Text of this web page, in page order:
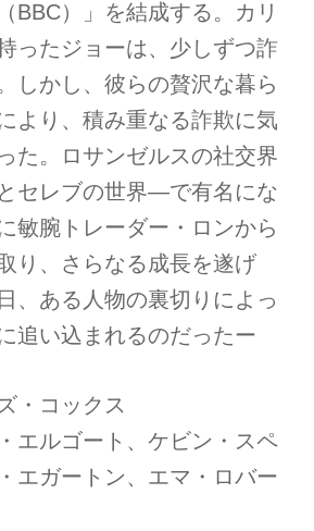
BBC）」を結成する。カリ
ったジョーは、少しずつ詐
しかし、彼らの贅沢な暮ら
より、積み重なる詐欺に気
た。ロサンゼルスの社交界
セレブの世界―で有名にな
敏腕トレーダー・ロンから
り、さらなる成長を遂げ
、ある人物の裏切りによっ
追い込まれるのだったー
・コックス
エルゴート、ケビン・スペ
エガートン、エマ・ロバー